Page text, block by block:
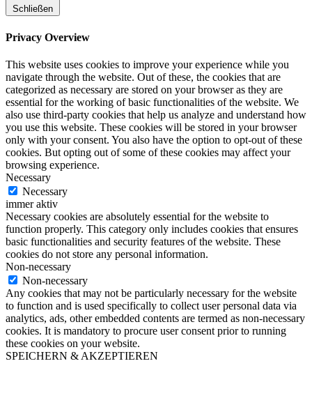
Schließen
Privacy Overview
This website uses cookies to improve your experience while you
navigate through the website. Out of these, the cookies that are
categorized as necessary are stored on your browser as they are
essential for the working of basic functionalities of the website. We
also use third-party cookies that help us analyze and understand how
you use this website. These cookies will be stored in your browser
only with your consent. You also have the option to opt-out of these
cookies. But opting out of some of these cookies may affect your
browsing experience.
Necessary
Necessary
immer aktiv
Necessary cookies are absolutely essential for the website to
function properly. This category only includes cookies that ensures
basic functionalities and security features of the website. These
cookies do not store any personal information.
Non-necessary
Non-necessary
Any cookies that may not be particularly necessary for the website
to function and is used specifically to collect user personal data via
analytics, ads, other embedded contents are termed as non-necessary
cookies. It is mandatory to procure user consent prior to running
these cookies on your website.
SPEICHERN & AKZEPTIEREN